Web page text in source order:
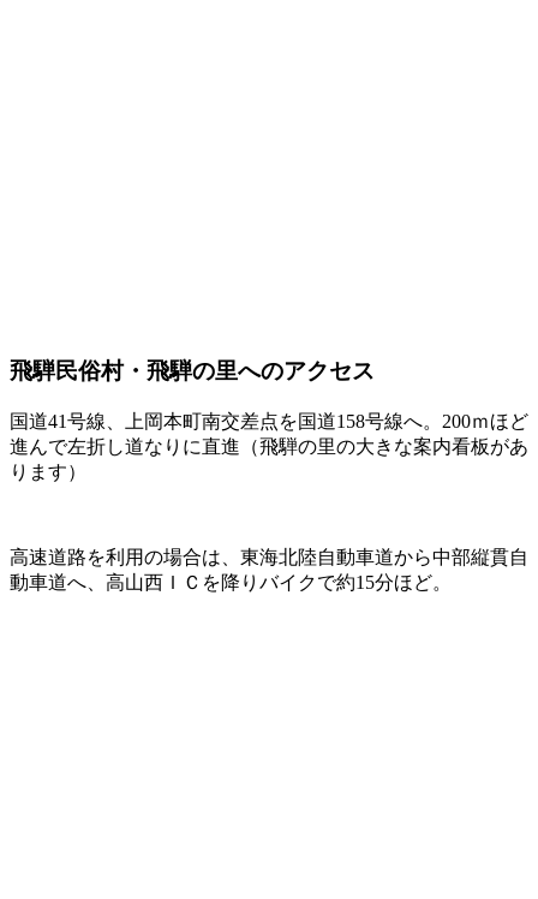
飛騨民俗村・飛騨の里へのアクセス
国道41号線、上岡本町南交差点を国道158号線へ。200ｍほど
進んで左折し道なりに直進（飛騨の里の大きな案内看板があ
ります）
高速道路を利用の場合は、東海北陸自動車道から中部縦貫自
動車道へ、高山西ＩＣを降りバイクで約15分ほど。